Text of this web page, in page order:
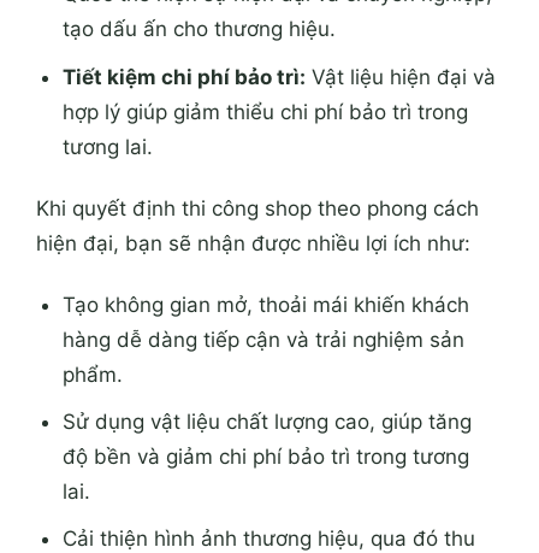
tạo dấu ấn cho thương hiệu.
Tiết kiệm chi phí bảo trì: Vật liệu hiện đại và
hợp lý giúp giảm thiểu chi phí bảo trì trong
tương lai.
Khi quyết định thi công shop theo phong cách
hiện đại, bạn sẽ nhận được nhiều lợi ích như:
Tạo không gian mở, thoải mái khiến khách
hàng dễ dàng tiếp cận và trải nghiệm sản
phẩm.
Sử dụng vật liệu chất lượng cao, giúp tăng
độ bền và giảm chi phí bảo trì trong tương
lai.
Cải thiện hình ảnh thương hiệu, qua đó thu